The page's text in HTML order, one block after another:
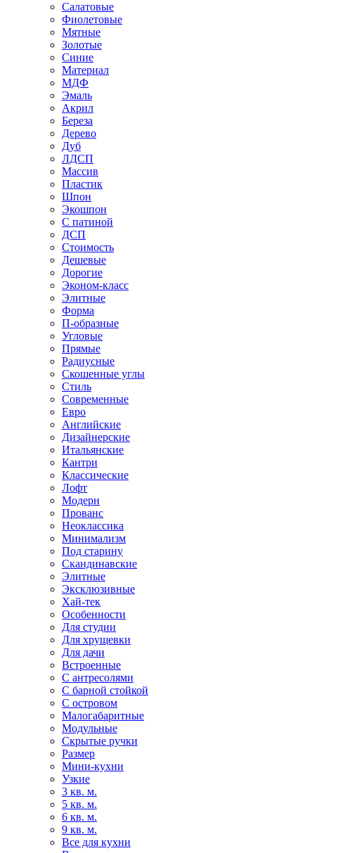
Салатовые
Фиолетовые
Мятные
Золотые
Синие
Материал
МДФ
Эмаль
Акрил
Береза
Дерево
Дуб
ЛДСП
Массив
Пластик
Шпон
Экошпон
С патиной
ДСП
Стоимость
Дешевые
Дорогие
Эконом-класс
Элитные
Форма
П-образные
Угловые
Прямые
Радиусные
Скошенные углы
Стиль
Современные
Евро
Английские
Дизайнерские
Итальянские
Кантри
Классические
Лофт
Модерн
Прованс
Неоклассика
Минимализм
Под старину
Скандинавские
Элитные
Эксклюзивные
Хай-тек
Особенности
Для студии
Для хрущевки
Для дачи
Встроенные
С антресолями
С барной стойкой
С островом
Малогабаритные
Модульные
Скрытые ручки
Размер
Мини-кухни
Узкие
3 кв. м.
5 кв. м.
6 кв. м.
9 кв. м.
Все для кухни